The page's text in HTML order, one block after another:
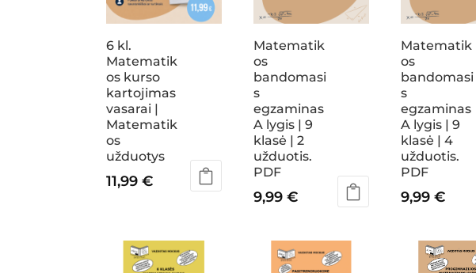
6 kl.
Matematik
os kurso
kartojimas
vasarai |
Matematik
os
užduotys
11,99€
Matematik
os
bandomasi
s
egzaminas
A lygis | 9
klasė | 2
užduotis.
PDF
9,99€
Matematik
os
bandomasi
s
egzaminas
A lygis | 9
klasė | 4
užduotis.
PDF
9,99€